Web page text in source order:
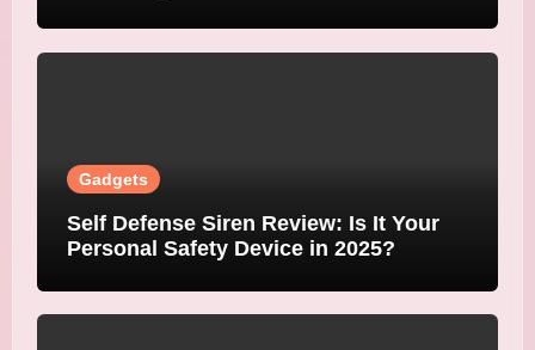
Gadgets
Self Defense Siren Review: Is It Your
Personal Safety Device in 2025?